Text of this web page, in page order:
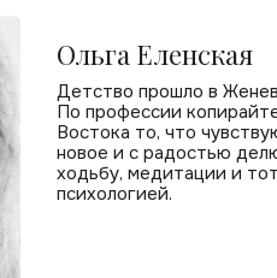
Ольга Еленская
Детство прошло в
По профессии
Востока то, что
новое и с радостью
ходьбу, медитации и
психологией.